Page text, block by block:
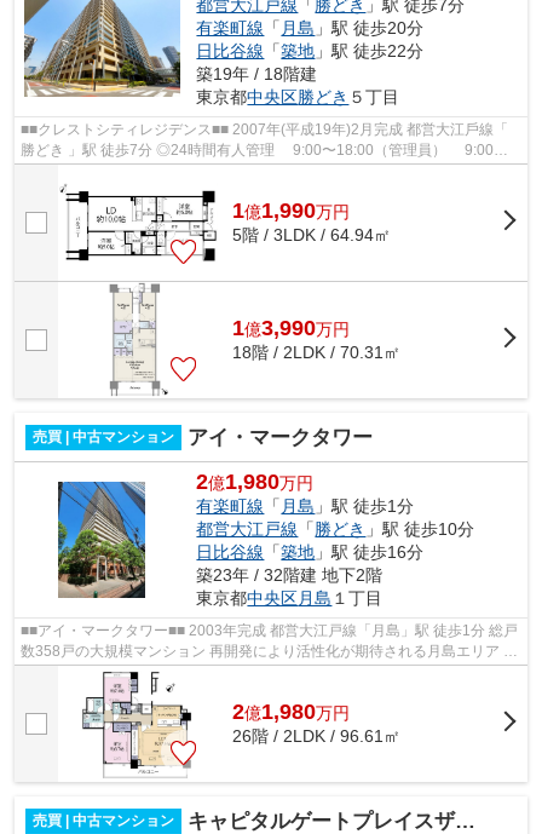
都営大江戸線 「 勝どき 」駅 徒歩7分
有楽町線 「 月島 」駅 徒歩20分
日比谷線 「築地 」駅 徒歩22分
築19年 / 18階建
東京都中央区勝どき ５丁目
■■クレストシティレジデンス■■ 2007年(平成19年)2⽉完成 都営⼤江⼾線「
勝どき 」駅 徒歩7分 ◎24時間有⼈管理 9:00〜18:00（管理員） 9:00〜
1億1,990万円
5階 / 3LDK / 64.94㎡
1億3,990万円
18階 / 2LDK / 70.31㎡
売買 | 中古マンション アイ・マークタワー
2億1,980万円
有楽町線 「 月島 」駅 徒歩1分
都営大江戸線 「 勝どき 」駅 徒歩10分
日比谷線 「築地 」駅 徒歩16分
築23年 / 32階建 地下2階
東京都中央区月島 １丁目
■■アイ・マークタワー■■ 2003年完成 都営大江戸線「月島」駅 徒歩1分 総戸
数358戸の大規模マンション 再開発により活性化が期待される月島エリア 大
理石を基調とした高級感あるロビ...
2億1,980万円
26階 / 2LDK / 96.61㎡
売買 | 中古マンション キャピタルゲートプレイスザタワー